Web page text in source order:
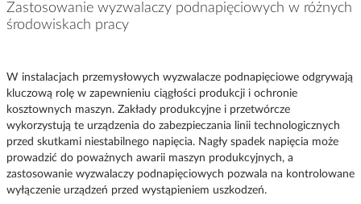
Zastosowanie wyzwalaczy podnapięciowych w różnych
środowiskach pracy
W instalacjach przemysłowych wyzwalacze podnapięciowe odgrywają
kluczową rolę w zapewnieniu ciągłości produkcji i ochronie
kosztownych maszyn. Zakłady produkcyjne i przetwórcze
wykorzystują te urządzenia do zabezpieczania linii technologicznych
przed skutkami niestabilnego napięcia. Nagły spadek napięcia może
prowadzić do poważnych awarii maszyn produkcyjnych, a
zastosowanie wyzwalaczy podnapięciowych pozwala na kontrolowane
wyłączenie urządzeń przed wystąpieniem uszkodzeń.